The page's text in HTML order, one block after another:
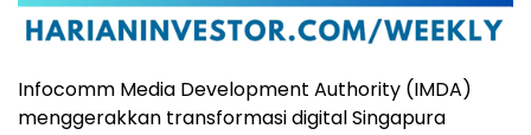
Infocomm Media Development Authority (IMDA)
menggerakkan transformasi digital Singapura